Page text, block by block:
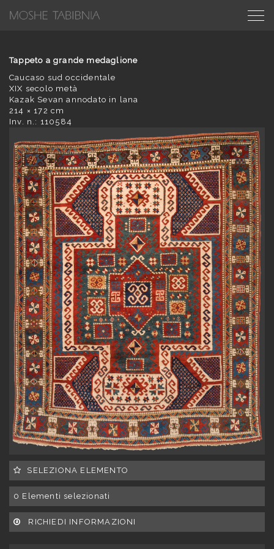
Tappeto a grande medaglione
Caucaso sud occidentale
XIX secolo metà
Kazak Sevan annodato in lana
214 × 172 cm
Inv. n.: 110584
SELEZIONA ELEMENTO
0 Elementi selezionati
RICHIEDI INFORMAZIONI